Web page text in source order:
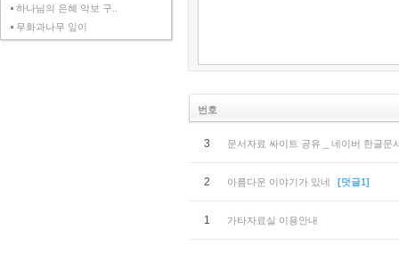
하나님의 은혜 악보 구..
무화과나무 잎이
번호
3 문서자료 싸이트 공유 _ 네이버 한글문
2 아름다운 이야기가 있네 [덧글1]
1 가타자료실 이용안내